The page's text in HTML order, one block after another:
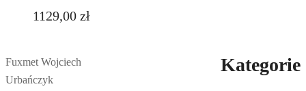
1129,00 zł
Fuxmet Wojciech
Urbańczyk
Kategorie